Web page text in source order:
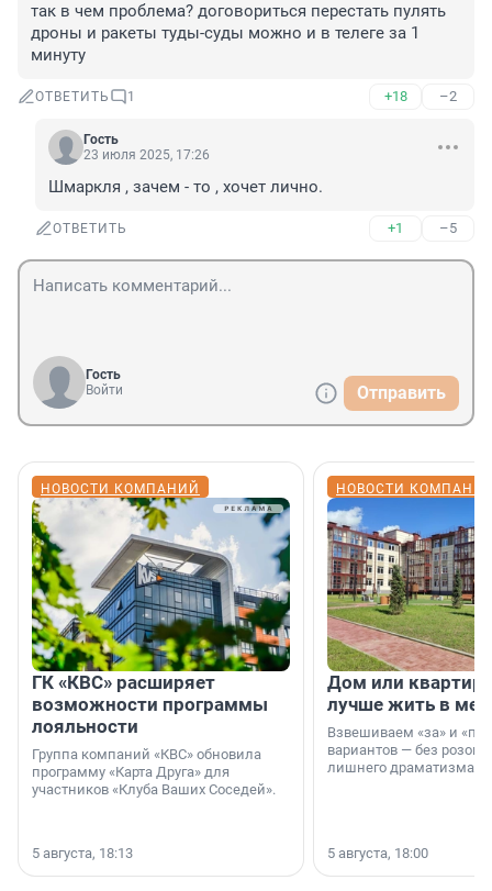
так в чем проблема? договориться перестать пулять
дроны и ракеты туды-суды можно и в телеге за 1
минуту
ОТВЕТИТЬ 1 +18 –2
Гость
23 июля 2025, 17:26
Шмаркля , зачем - то , хочет лично.
ОТВЕТИТЬ +1 –5
Гость
Войти
Отправить
НОВОСТИ КОМПАНИЙ
ГК «КВС» расширяет
возможности программы
лояльности
Группа компаний «КВС» обновила
программу «Карта Друга» для
участников «Клуба Ваших Соседей».
5 августа, 18:13
НОВОСТИ
Дом или
лучше жить в
Взвешиваем «за» и
вариантов — без
лишнего драматизма.
5 августа, 18:00